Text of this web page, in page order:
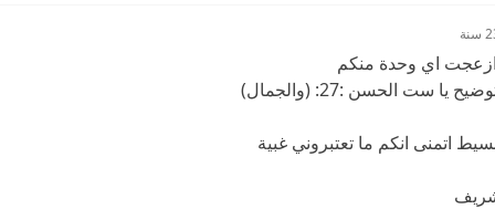
اي وحدة منكم
يا ست الحسن :27: (والجمال)
اتمنى انكم ما تعتبروني غبية